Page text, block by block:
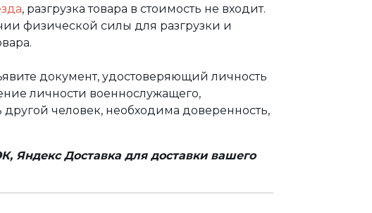
, разгрузка товара в стоимость не входит.
физической силы для разгрузки и
документ, удостоверяющий личность
личности военнослужащего,
другой человек, необходима доверенность,
Яндекс Доставка для доставки вашего